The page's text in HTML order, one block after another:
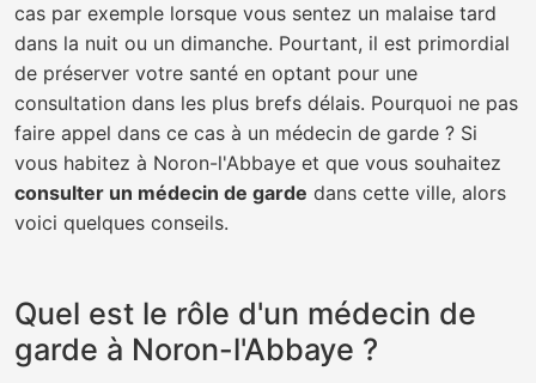
cas par exemple lorsque vous sentez un malaise tard
dans la nuit ou un dimanche. Pourtant, il est primordial
de préserver votre santé en optant pour une
consultation dans les plus brefs délais. Pourquoi ne pas
faire appel dans ce cas à un médecin de garde ? Si
vous habitez à Noron-l'Abbaye et que vous souhaitez
consulter un médecin de garde dans cette ville, alors
voici quelques conseils.
Quel est le rôle d'un médecin de
garde à Noron-l'Abbaye ?